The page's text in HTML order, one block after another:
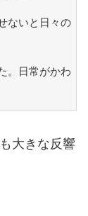
ないと日々の
。日常がかわ
大きな反響